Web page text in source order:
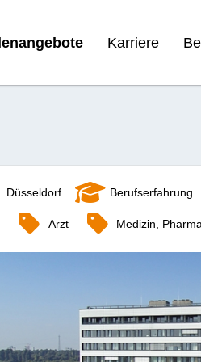
Karriere
Düsseldorf Berufserfahrung
Arzt Medizin,